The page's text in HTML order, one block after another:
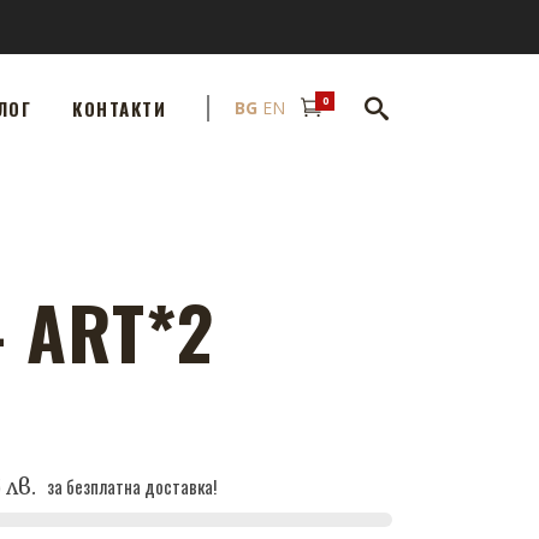
КОНТАКТИ BG EN 0
лв. за безплатна доставка!